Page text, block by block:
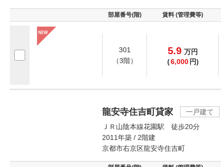
部屋番号(階) 賃料 (管理費等)
301
（3階）
5.9 万円
(6,000 円)
龍安寺住吉町貸家
一戸建て
ＪＲ山陰本線花園駅 徒歩20分
2011年築 / 2階建
京都市右京区龍安寺住吉町